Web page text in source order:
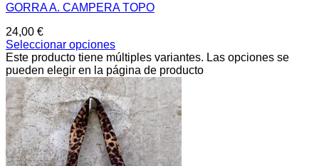
GORRA A. CAMPERA TOPO
24,00 €
Seleccionar opciones
Este producto tiene múltiples variantes. Las opciones se
pueden elegir en la página de producto